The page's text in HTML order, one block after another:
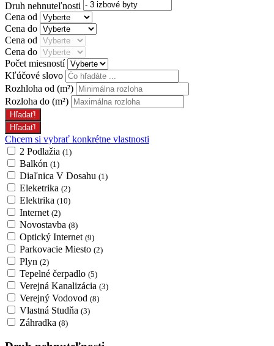
Druh nehnuteľnosti
Cena od
Cena do
Cena od
Cena do
Počet miesností
Kľúčové slovo
Rozhloha od (m²)
Rozloha do (m²)
Chcem si vybrať konkrétne vlastnosti
2 Podlažia (1)
Balkón (1)
Diaľnica V Dosahu (1)
Eleketrika (2)
Elektrika (10)
Internet (2)
Novostavba (8)
Optický Internet (9)
Parkovacie Miesto (2)
Plyn (2)
Tepelné čerpadlo (5)
Verejná Kanalizácia (3)
Verejný Vodovod (8)
Vlastná Studňa (3)
Záhradka (8)